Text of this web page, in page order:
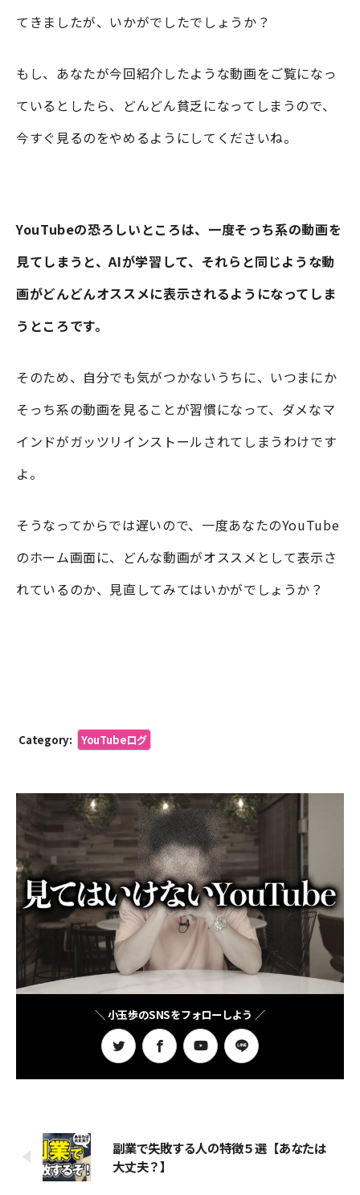
てきましたが、いかがでしたでしょうか？
もし、あなたが今回紹介したような動画をご覧になっ
ているとしたら、どんどん貧乏になってしまうので、
今すぐ見るのをやめるようにしてくださいね。
YouTubeの恐ろしいところは、一度そっち系の動画を
見てしまうと、AIが学習して、それらと同じような動
画がどんどんオススメに表示されるようになってしま
うところです。
そのため、自分でも気がつかないうちに、いつまにか
そっち系の動画を見ることが習慣になって、ダメなマ
インドがガッツリインストールされてしまうわけです
よ。
そうなってからでは遅いので、一度あなたのYouTube
のホーム画面に、どんな動画がオススメとして表示さ
れているのか、見直してみてはいかがでしょうか？
Category: YouTubeログ
＼ 小玉歩のSNSをフォローしよう ／
副業で失敗する人の特徴５選【あなたは
大丈夫？】